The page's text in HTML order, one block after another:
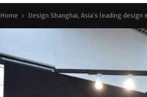
Home Design Shanghai, Asia’s leading design